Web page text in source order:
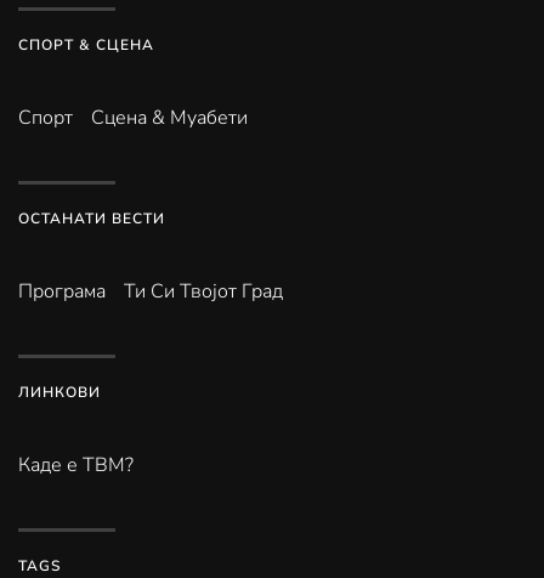
СПОРТ & СЦЕНА
Спорт Сцена & Муабети
ОСТАНАТИ ВЕСТИ
Програма Ти Си Твојот Град
ЛИНКОВИ
Каде е ТВМ?
TAGS